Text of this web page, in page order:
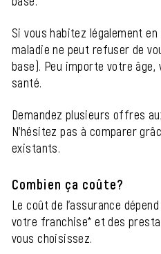
Si vous habitez légalement
maladie ne peut refuser de
base). Peu importe votre
santé.
Demandez plusieurs offres
N'hésitez pas à comparer
existants.
Combien ça coûte?
Le coût de l'assurance
votre franchise* et des
vous choisissez.